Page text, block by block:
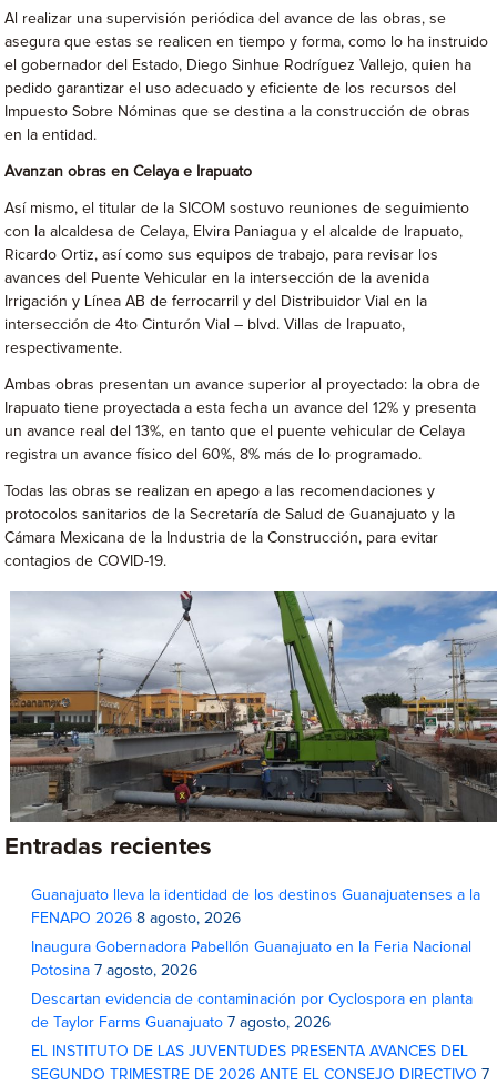
Al realizar una supervisión periódica del avance de las obras, se
asegura que estas se realicen en tiempo y forma, como lo ha instruido
el gobernador del Estado, Diego Sinhue Rodríguez Vallejo, quien ha
pedido garantizar el uso adecuado y eficiente de los recursos del
Impuesto Sobre Nóminas que se destina a la construcción de obras
en la entidad.
Avanzan obras en Celaya e Irapuato
Así mismo, el titular de la SICOM sostuvo reuniones de seguimiento
con la alcaldesa de Celaya, Elvira Paniagua y el alcalde de Irapuato,
Ricardo Ortiz, así como sus equipos de trabajo, para revisar los
avances del Puente Vehicular en la intersección de la avenida
Irrigación y Línea AB de ferrocarril y del Distribuidor Vial en la
intersección de 4to Cinturón Vial – blvd. Villas de Irapuato,
respectivamente.
Ambas obras presentan un avance superior al proyectado: la obra de
Irapuato tiene proyectada a esta fecha un avance del 12% y presenta
un avance real del 13%, en tanto que el puente vehicular de Celaya
registra un avance físico del 60%, 8% más de lo programado.
Todas las obras se realizan en apego a las recomendaciones y
protocolos sanitarios de la Secretaría de Salud de Guanajuato y la
Cámara Mexicana de la Industria de la Construcción, para evitar
contagios de COVID-19.
Entradas recientes
Guanajuato lleva la identidad de los destinos Guanajuatenses a la
FENAPO 2026 8 agosto, 2026
Inaugura Gobernadora Pabellón Guanajuato en la Feria Nacional
Potosina 7 agosto, 2026
Descartan evidencia de contaminación por Cyclospora en planta
de Taylor Farms Guanajuato 7 agosto, 2026
EL INSTITUTO DE LAS JUVENTUDES PRESENTA AVANCES DEL
SEGUNDO TRIMESTRE DE 2026 ANTE EL CONSEJO DIRECTIVO 7